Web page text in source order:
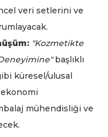
veri setlerini ve
"Kozmetikte
başlıklı
küresel/ulusal
mühendisliği ve